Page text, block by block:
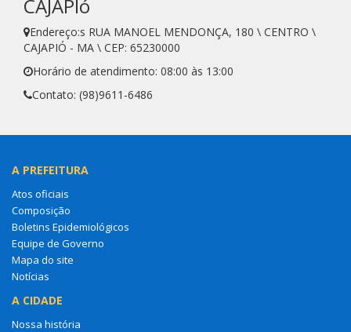
CAJAPIó
Endereço:s RUA MANOEL MENDONÇA, 180 \ CENTRO \
CAJAPIÓ - MA \ CEP: 65230000
Horário de atendimento: 08:00 às 13:00
Contato: (98)9611-6486
A PREFEITURA
Atos oficiais
Composição
Boletins Epidemiológicos
Equipe de Governo
Mapa do site
Notícias
A CIDADE
Nossa história